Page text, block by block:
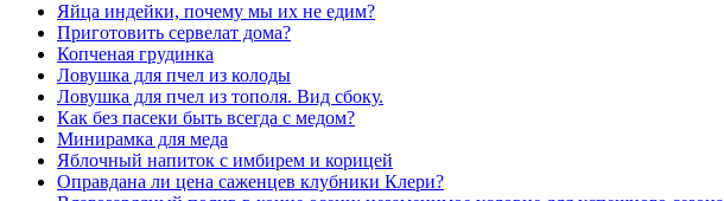
Яйца индейки, почему мы их не едим?
Приготовить сервелат⁠⁠ дома?
Копченая грудинка
Ловушка для пчел из колоды
Ловушка для пчел из тополя. Вид сбоку.
Как без пасеки быть всегда с медом?
Минирамка для меда
Яблочный напиток с имбирем и корицей
Оправдана ли цена саженцев клубники Клери?